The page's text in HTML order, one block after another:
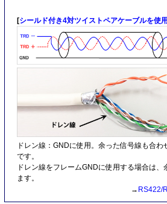
[シールド付き4対ツイストペアケーブルを使
ドレン線：GNDに使用。余った信号線も合
です。
ドレン線をフレームGNDに使用する場合は、
ます。
→ RS422/